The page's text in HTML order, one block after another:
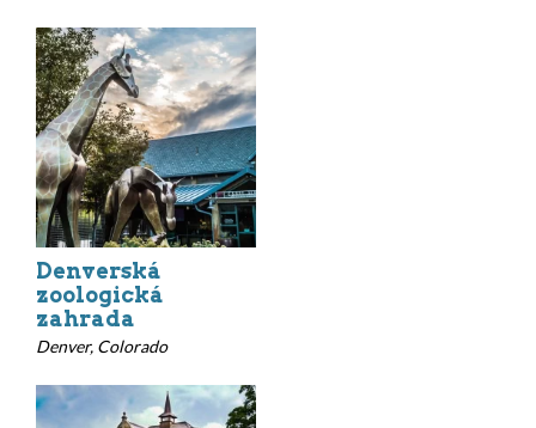
Denverská
zoologická
zahrada
Denver, Colorado